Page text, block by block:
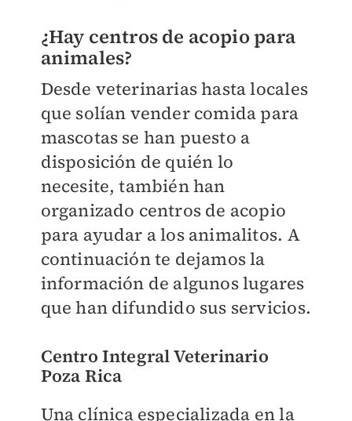
¿Hay centros de acopio para
animales?
Desde veterinarias hasta locales
que solían vender comida para
mascotas se han puesto a
disposición de quién lo
necesite, también han
organizado centros de acopio
para ayudar a los animalitos. A
continuación te dejamos la
información de algunos lugares
que han difundido sus servicios.
Centro Integral Veterinario
Poza Rica
Una clínica especializada en la